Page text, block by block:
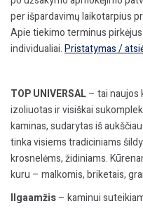
per išpardavimų laikotarpius
Apie tiekimo terminus
individualiai.Pristatymas /
TOP UNIVERSAL– tai naujos
izoliuotas ir visiškai
kaminas, sudarytas iš
tinka visiems tradiciniams
krosnelėms, židiniams.
kuru – malkomis, briketais,
Ilgaamžis– kaminui